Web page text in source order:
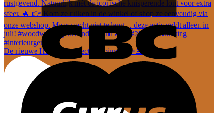
De nieuwe Hi-Di-Hi collectie is binnen! ✨👜 En dez